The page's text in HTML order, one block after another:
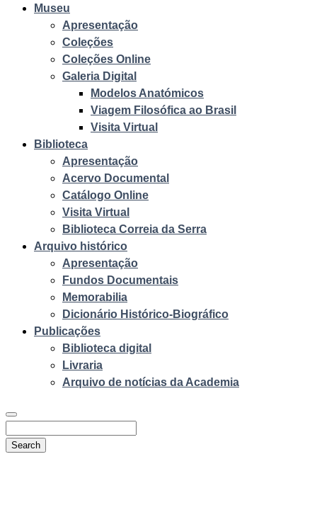
Museu
Apresentação
Coleções
Coleções Online
Galeria Digital
Modelos Anatómicos
Viagem Filosófica ao Brasil
Visita Virtual
Biblioteca
Apresentação
Acervo Documental
Catálogo Online
Visita Virtual
Biblioteca Correia da Serra
Arquivo histórico
Apresentação
Fundos Documentais
Memorabilia
Dicionário Histórico-Biográfico
Publicações
Biblioteca digital
Livraria
Arquivo de notícias da Academia